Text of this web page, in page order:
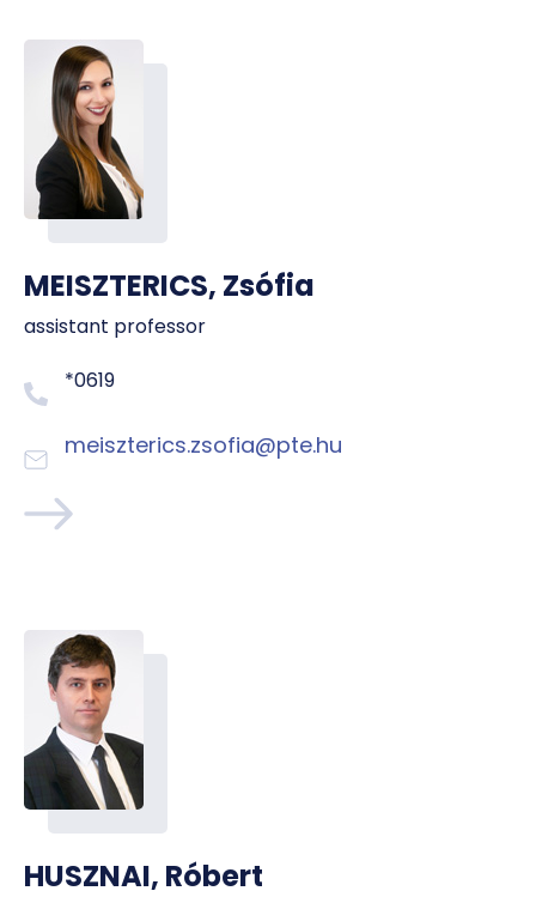
MEISZTERICS, Zsófia
assistant professor
*0619
meiszterics.zsofia@pte.hu
HUSZNAI, Róbert